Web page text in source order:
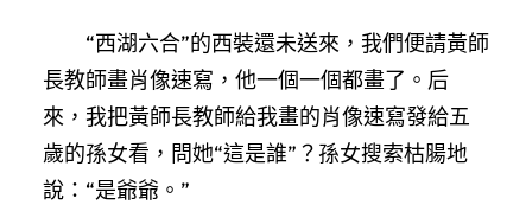
“西湖六合”的西裝還未送來，我們便請黃師
長教師畫肖像速寫，他一個一個都畫了。后
來，我把黃師長教師給我畫的肖像速寫發給五
歲的孫女看，問她“這是誰”？孫女搜索枯腸地
說：“是爺爺。”